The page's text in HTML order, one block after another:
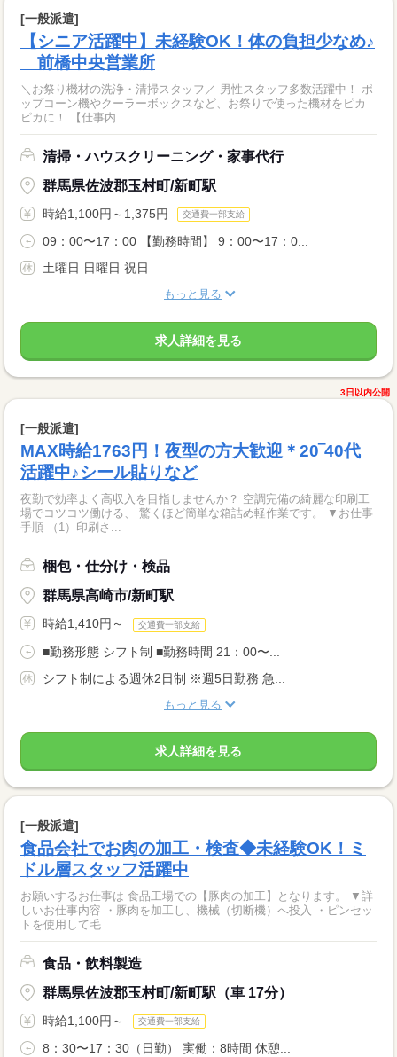
[一般派遣]
【シニア活躍中】未経験OK！体の負担少なめ♪
前橋中央営業所
＼お祭り機材の洗浄・清掃スタッフ／ 男性スタッフ多数活躍中！ ポ
ップコーン機やクーラーボックスなど、お祭りで使った機材をピカ
ピカに！ 【仕事内...
清掃・ハウスクリーニング・家事代行
群馬県佐波郡玉村町/新町駅
時給1,100円～1,375円 交通費一部支給
09：00〜17：00 【勤務時間】 9：00〜17：0...
土曜日 日曜日 祝日
もっと見る
求人詳細を見る
3日以内公開
[一般派遣]
MAX時給1763円！夜型の方大歓迎＊20‾40代
活躍中♪シール貼りなど
夜勤で効率よく高収入を目指しませんか？ 空調完備の綺麗な印刷工
場でコツコツ働ける、 驚くほど簡単な箱詰め軽作業です。 ▼お仕事
手順 （1）印刷さ...
梱包・仕分け・検品
群馬県高崎市/新町駅
時給1,410円～ 交通費一部支給
■勤務形態 シフト制 ■勤務時間 21：00〜...
シフト制による週休2日制 ※週5日勤務 急...
もっと見る
求人詳細を見る
[一般派遣]
食品会社でお肉の加工・検査◆未経験OK！ミ
ドル層スタッフ活躍中
お願いするお仕事は 食品工場での【豚肉の加工】となります。 ▼詳
しいお仕事内容 ・豚肉を加工し、機械（切断機）へ投入 ・ピンセッ
トを使用して毛...
食品・飲料製造
群馬県佐波郡玉村町/新町駅（車 17分）
時給1,100円～ 交通費一部支給
8：30〜17：30（日勤） 実働：8時間 休憩...